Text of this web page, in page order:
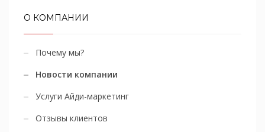
О КОМПАНИИ
Почему мы?
Новости компании
Услуги Айди-маркетинг
Отзывы клиентов